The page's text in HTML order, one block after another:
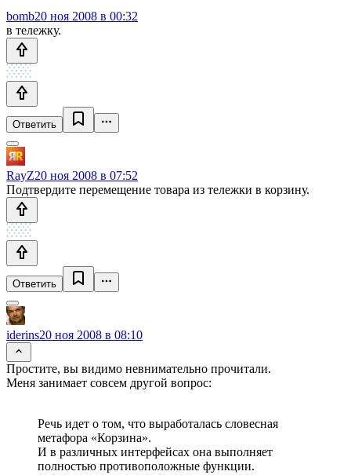
bomb20 ноя 2008 в 00:32
в тележку.
Ответить
RayZ20 ноя 2008 в 07:52
Подтвердите перемещение товара из тележки в корзину.
Ответить
iderins20 ноя 2008 в 08:10
Простите, вы видимо невнимательно прочитали.
Меня занимает совсем другой вопрос:
Речь идет о том, что выработалась словесная
метафора «Корзина».
И в различных интерфейсах она выполняет
полностью противоположные функции.